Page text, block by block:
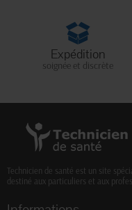
Expédition
soignée et discrète
Technicien de santé est un site
destiné aux particuliers et aux